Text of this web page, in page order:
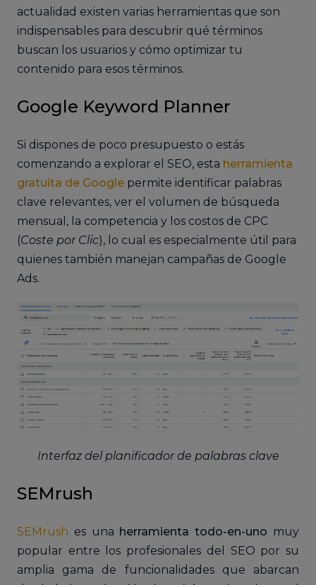
actualidad existen varias herramientas que son
indispensables para descubrir qué términos
buscan los usuarios y cómo optimizar tu
contenido para esos términos.
Google Keyword Planner
Si dispones de poco presupuesto o estás
comenzando a explorar el SEO, esta herramienta
gratuita de Google permite identificar palabras
clave relevantes, ver el volumen de búsqueda
mensual, la competencia y los costos de CPC
(Coste por Clic), lo cual es especialmente útil para
quienes también manejan campañas de Google
Ads.
Interfaz del planificador de palabras clave
SEMrush
SEMrush es una herramienta todo-en-uno muy
popular entre los profesionales del SEO por su
amplia gama de funcionalidades que abarcan